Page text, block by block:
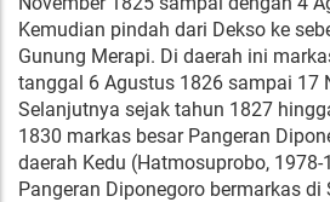
Kemudian pindah dari Dekso ke
Gunung Merapi. Di daerah ini
tanggal 6 Agustus 1826 sampai 17
Selanjutnya sejak tahun 1827
1830 markas besar Pangeran
daerah Kedu (Hatmosuprobo,
Pangeran Diponegoro bermarkas di